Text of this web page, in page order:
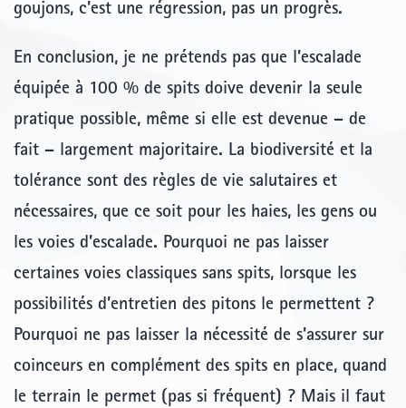
goujons, c’est une régression, pas un progrès.
En conclusion, je ne prétends pas que l’escalade
équipée à 100 % de spits doive devenir la seule
pratique possible, même si elle est devenue – de
fait – largement majoritaire. La biodiversité et la
tolérance sont des règles de vie salutaires et
nécessaires, que ce soit pour les haies, les gens ou
les voies d’escalade. Pourquoi ne pas laisser
certaines voies classiques sans spits, lorsque les
possibilités d’entretien des pitons le permettent ?
Pourquoi ne pas laisser la nécessité de s’assurer sur
coinceurs en complément des spits en place, quand
le terrain le permet (pas si fréquent) ? Mais il faut